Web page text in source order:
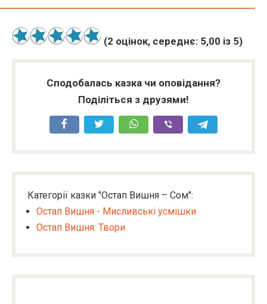
(2 оцінок, середнє: 5,00 із 5)
Сподобалась казка чи оповідання?
Поділіться з друзями!
Категорії казки "Остап Вишня – Сом":
Остап Вишня - Мисливські усмішки
Остап Вишня: Твори